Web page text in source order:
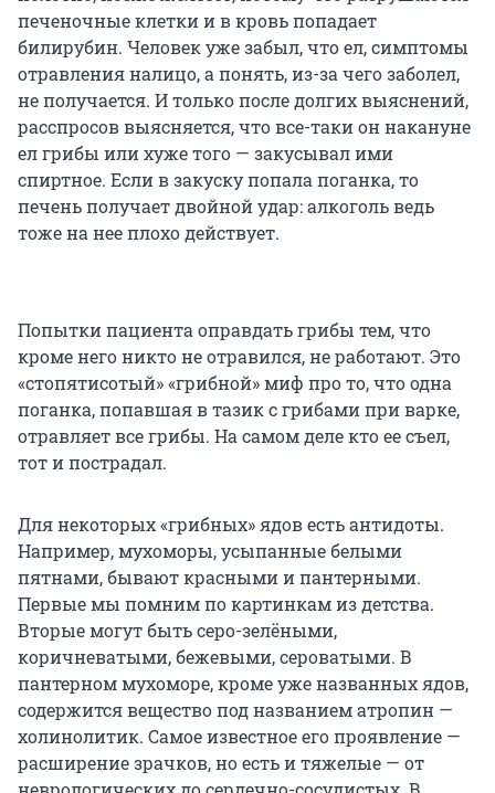
печеночные клетки и в кровь попадает
билирубин. Человек уже забыл, что ел, симптомы
отравления налицо, а понять, из-за чего заболел,
не получается. И только после долгих выяснений,
расспросов выясняется, что все-таки он накануне
ел грибы или хуже того — закусывал ими
спиртное. Если в закуску попала поганка, то
печень получает двойной удар: алкоголь ведь
тоже на нее плохо действует.
Попытки пациента оправдать грибы тем, что
кроме него никто не отравился, не работают. Это
«стопятисотый» «грибной» миф про то, что одна
поганка, попавшая в тазик с грибами при варке,
отравляет все грибы. На самом деле кто ее съел,
тот и пострадал.
Для некоторых «грибных» ядов есть антидоты.
Например, мухоморы, усыпанные белыми
пятнами, бывают красными и пантерными.
Первые мы помним по картинкам из детства.
Вторые могут быть серо-зелёными,
коричневатыми, бежевыми, сероватыми. В
пантерном мухоморе, кроме уже названных ядов,
содержится вещество под названием атропин —
холинолитик. Самое известное его проявление —
расширение зрачков, но есть и тяжелые — от